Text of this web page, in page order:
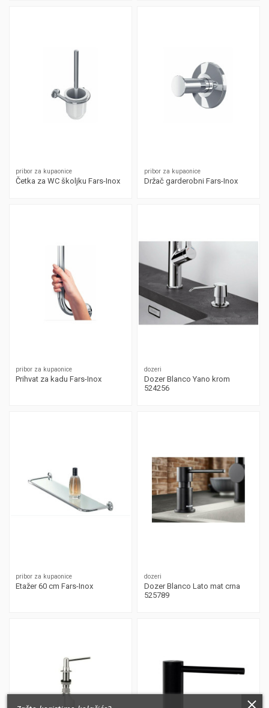
pribor za kupaonice
Četka za WC školjku Fars-Inox
pribor za kupaonice
Držač garderobni Fars-Inox
pribor za kupaonice
Prihvat za kadu Fars-Inox
dozeri
Dozer Blanco Yano krom
524256
pribor za kupaonice
Etažer 60 cm Fars-Inox
dozeri
Dozer Blanco Lato mat crna
525789